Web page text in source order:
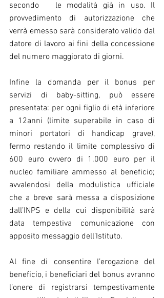
secondo   le modalità già in uso. Il
provvedimento di autorizzazione che
verrà emesso sarà considerato valido dal
datore di lavoro ai fini della concessione
del numero maggiorato di giorni.
Infine la domanda per il bonus per
servizi di baby-sitting, può essere
presentata: per ogni figlio di età inferiore
a 12anni (limite superabile in caso di
minori portatori di handicap grave),
fermo restando il limite complessivo di
600 euro ovvero di 1.000 euro per il
nucleo familiare ammesso al beneficio;
avvalendosi della modulistica ufficiale
che a breve sarà messa a disposizione
dall’INPS e della cui disponibilità sarà
data tempestiva comunicazione con
apposito messaggio dell’Istituto.
Al fine di consentire l’erogazione del
beneficio, i beneficiari del bonus avranno
l’onere di registrarsi tempestivamente